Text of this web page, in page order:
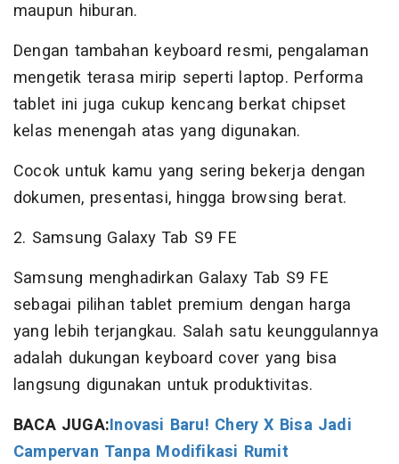
maupun hiburan.
Dengan tambahan keyboard resmi, pengalaman
mengetik terasa mirip seperti laptop. Performa
tablet ini juga cukup kencang berkat chipset
kelas menengah atas yang digunakan.
Cocok untuk kamu yang sering bekerja dengan
dokumen, presentasi, hingga browsing berat.
2. Samsung Galaxy Tab S9 FE
Samsung menghadirkan Galaxy Tab S9 FE
sebagai pilihan tablet premium dengan harga
yang lebih terjangkau. Salah satu keunggulannya
adalah dukungan keyboard cover yang bisa
langsung digunakan untuk produktivitas.
BACA JUGA:Inovasi Baru! Chery X Bisa Jadi
Campervan Tanpa Modifikasi Rumit